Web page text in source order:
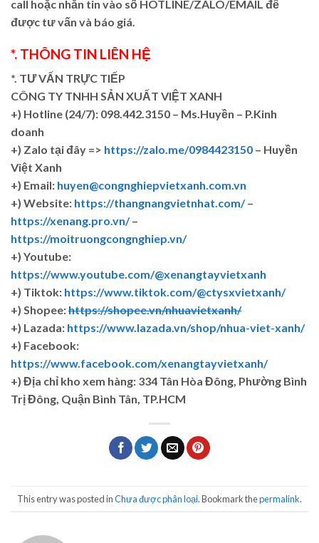
call hoặc nhắn tin vào số HOTLINE/ZALO/EMAIL để
được tư vấn và báo giá.
*. THÔNG TIN LIÊN HỆ
*. TƯ VẤN TRỰC TIẾP
CÔNG TY TNHH SẢN XUẤT VIỆT XANH
+) Hotline (24/7): 098.442.3150 – Ms.Huyền – P.Kinh
doanh
+) Zalo tại đây => https://zalo.me/0984423150 – Huyền
Việt Xanh
+) Email: huyen@congnghiepvietxanh.com.vn
+) Website: https://thangnangvietnhat.com/–
https://xenang.pro.vn/–
https://moitruongcongnghiep.vn/
+) Youtube:
https://www.youtube.com/@xenangtayvietxanh
+) Tiktok: https://www.tiktok.com/@ctysxvietxanh/
+) Shopee:https://shopee.vn/nhuavietxanh/
+) Lazada: https://www.lazada.vn/shop/nhua-viet-xanh/
+) Facebook:
https://www.facebook.com/xenangtayvietxanh/
+) Địa chỉ kho xem hàng: 334 Tân Hòa Đông, Phường Bình
Trị Đông, Quận Bình Tân, TP.HCM
This entry was posted inChưa được phân loại. Bookmark thepermalink.